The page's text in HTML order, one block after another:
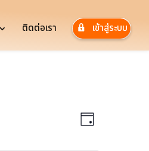
ติดต่อเรา เข้าสู่ระบบ
Views
Event
Views
Day